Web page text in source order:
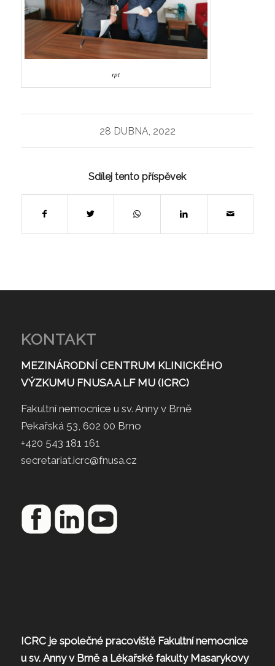
rpt
28 DUBNA, 2022
Sdílej tento příspěvek
KONTAKT
MEZINÁRODNÍ CENTRUM KLINICKÉHO
VÝZKUMU FNUSA A LF MU (ICRC)
Fakultní nemocnice u sv. Anny v Brně
Pekařská 53, 602 00 Brno
+420 543 181 161
secretariat.icrc@fnusa.cz
ICRC je společné pracoviště Fakultní nemocnice
u sv. Anny v Brně a Lékařské fakulty Masarykovy